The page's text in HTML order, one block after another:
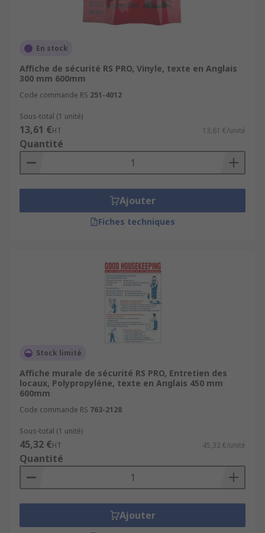
En stock
Affiche de sécurité RS PRO, Vinyle, texte en Anglais
300 mm 600mm
Code commande RS 251-4012
Sous-total (1 unité)
13,61 €HT 13,61 €/unité
Quantité
Ajouter
Fiches techniques
Stock limité
Affiche murale de sécurité RS PRO, Entretien des
locaux, Polypropylène, texte en Anglais 450 mm
600mm
Code commande RS 763-2128
Sous-total (1 unité)
45,32 €HT 45,32 €/unité
Quantité
Ajouter